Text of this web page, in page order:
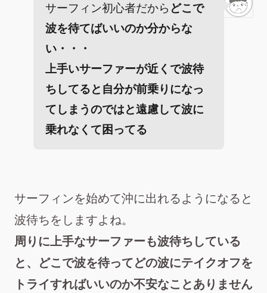
サーフィン初心者だから どこで
波を待てばいいのか分からな
い・・・
上手いサーファーが近くで波待
ちしてると自分が前乗りになっ
てしまうのではと遠慮して波に
乗れなくて困ってる
サーフィンを始めて沖に出れるようになると
波待ちをしますよね。
周りに上手なサーファーも波待ちしている
と、どこで波を待ってどの波にテイクオフを
トライすればいいのか不安なことありません